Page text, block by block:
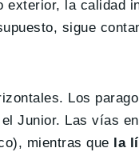
la calidad
sigue
Los
Junior. Las vías
mientras que
la